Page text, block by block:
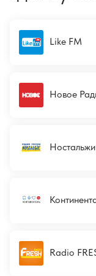
Like FM
Новое
Radio